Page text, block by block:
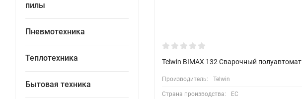
пилы
Пневмотехника
Теплотехника
Бытовая техника
Telwin BIMAX 132 Сварочный полуавтомат
Производитель: Telwin
Страна производства: EC